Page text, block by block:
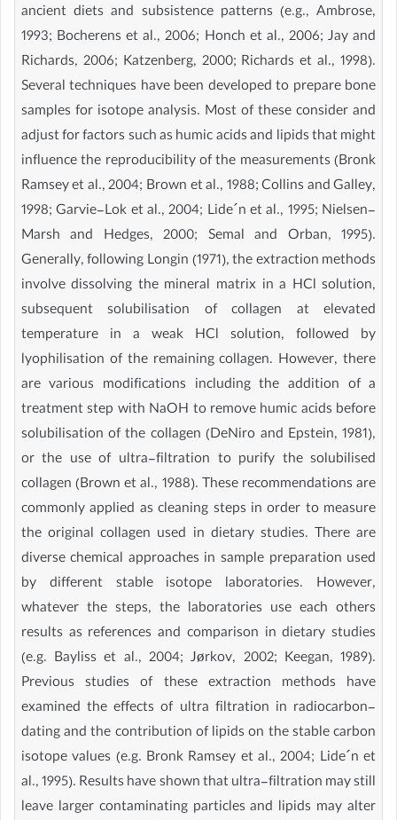
ancient diets and subsistence patterns (e.g., Ambrose,
1993; Bocherens et al., 2006; Honch et al., 2006; Jay and
Richards, 2006; Katzenberg, 2000; Richards et al., 1998).
Several techniques have been developed to prepare bone
samples for isotope analysis. Most of these consider and
adjust for factors such as humic acids and lipids that might
influence the reproducibility of the measurements (Bronk
Ramsey et al., 2004; Brown et al., 1988; Collins and Galley,
1998; Garvie-Lok et al., 2004; Lide´n et al., 1995; Nielsen-
Marsh and Hedges, 2000; Semal and Orban, 1995).
Generally, following Longin (1971), the extraction methods
involve dissolving the mineral matrix in a HCl solution,
subsequent solubilisation of collagen at elevated
temperature in a weak HCl solution, followed by
lyophilisation of the remaining collagen. However, there
are various modifications including the addition of a
treatment step with NaOH to remove humic acids before
solubilisation of the collagen (DeNiro and Epstein, 1981),
or the use of ultra-filtration to purify the solubilised
collagen (Brown et al., 1988). These recommendations are
commonly applied as cleaning steps in order to measure
the original collagen used in dietary studies. There are
diverse chemical approaches in sample preparation used
by different stable isotope laboratories. However,
whatever the steps, the laboratories use each others
results as references and comparison in dietary studies
(e.g. Bayliss et al., 2004; Jørkov, 2002; Keegan, 1989).
Previous studies of these extraction methods have
examined the effects of ultra filtration in radiocarbon-
dating and the contribution of lipids on the stable carbon
isotope values (e.g. Bronk Ramsey et al., 2004; Lide´n et
al., 1995). Results have shown that ultra-filtration may still
leave larger contaminating particles and lipids may alter